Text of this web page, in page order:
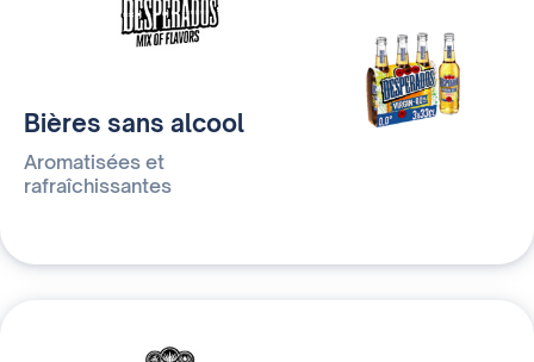
Bières sans alcool
Aromatisées et
rafraîchissantes